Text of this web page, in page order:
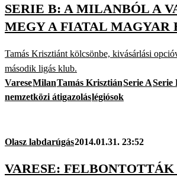
SERIE B: A MILANBÓL A
MEGY A FIATAL MAGYAR
Tamás Krisztiánt kölcsönbe, kivásárlási
második ligás klub.
VareseMilanTamás KrisztiánSerie ASerie
nemzetközi átigazoláslégiósok
Olasz labdarúgás2014.01.31. 23:52
VARESE: